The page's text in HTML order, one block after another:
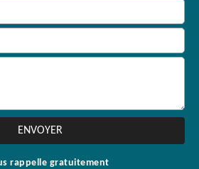
rappelle gratuitement